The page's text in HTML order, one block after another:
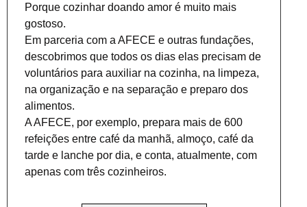
Porque cozinhar doando amor é muito mais
gostoso.
Em parceria com a AFECE e outras fundações,
descobrimos que todos os dias elas precisam de
voluntários para auxiliar na cozinha, na limpeza,
na organização e na separação e preparo dos
alimentos.
A AFECE, por exemplo, prepara mais de 600
refeições entre café da manhã, almoço, café da
tarde e lanche por dia, e conta, atualmente, com
apenas com três cozinheiros.